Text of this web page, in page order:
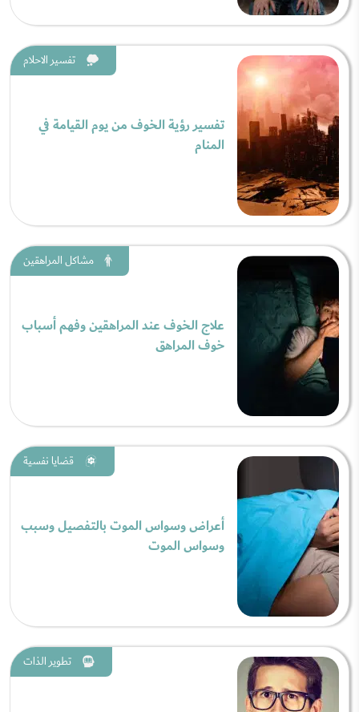
تفسير الاحلام
تفسير رؤية الخوف من يوم القيامة في
المنام
مشاكل المراهقين
علاج الخوف عند المراهقين وفهم أسباب
خوف المراهق
قضايا نفسية
أعراض وسواس الموت بالتفصيل وسبب
وسواس الموت
تطوير الذات